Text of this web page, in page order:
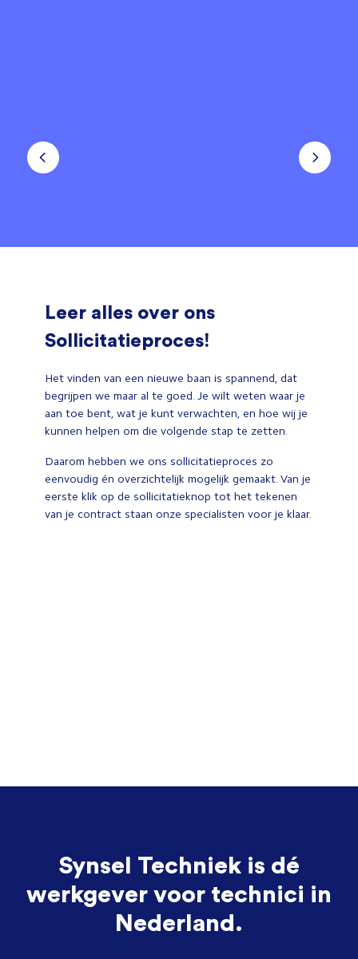
Leer alles over ons
Sollicitatieproces!
Het vinden van een nieuwe baan is spannend, dat
begrijpen we maar al te goed. Je wilt weten waar je
aan toe bent, wat je kunt verwachten, en hoe wij je
kunnen helpen om die volgende stap te zetten.
Daarom hebben we ons sollicitatieproces zo
eenvoudig én overzichtelijk mogelijk gemaakt. Van je
eerste klik op de sollicitatieknop tot het tekenen
van je contract staan onze specialisten voor je klaar.
Synsel Techniek is dé
werkgever voor technici in
Nederland.